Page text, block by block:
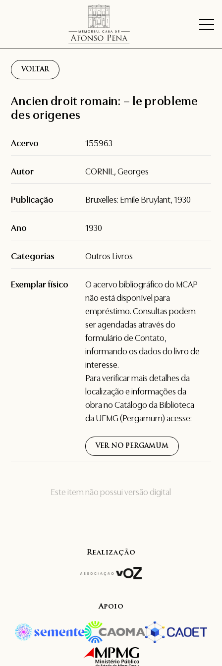
VOLTAR
Este item não possui versão digital
Ancien droit romain: – le probleme
des origenes
Acervo 155963
Autor CORNIL, Georges
Publicação Bruxelles: Emile Bruylant, 1930
Ano 1930
Categorias Outros Livros
Exemplar físico
O acervo bibliográfico do MCAP
não está disponível para
empréstimo. Consultas podem
ser agendadas através do
formulário deContato,
informando os dados do livro de
interesse.
Para verificar mais detalhes da
localização e informações da
obra no Catálogo da Biblioteca
da UFMG (Pergamum) acesse:
VER NO PERGAMUM
Realização
Apoio